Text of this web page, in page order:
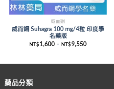
威而鋼
威而鋼 Suhagra 100 mg/4粒 印度學
名藥版
NT$ 1,600 – NT$9,550
藥品分類